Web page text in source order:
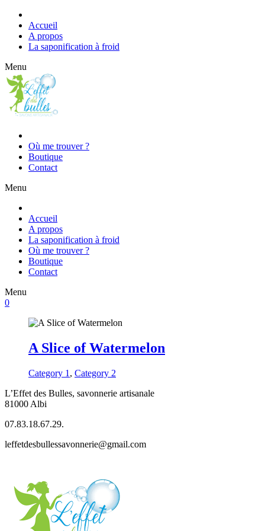
Accueil
A propos
La saponification à froid
Menu
Où me trouver ?
Boutique
Contact
Menu
Accueil
A propos
La saponification à froid
Où me trouver ?
Boutique
Contact
Menu
0
A Slice of Watermelon
Category 1 , Category 2
L’Effet des Bulles, savonnerie artisanale
81000 Albi
07.83.18.67.29.
leffetdesbullessavonnerie@gmail.com